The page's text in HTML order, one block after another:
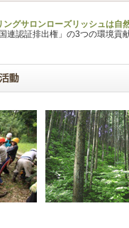
グサロンローズリッシュは自
連認証排出権」の3つの環境貢